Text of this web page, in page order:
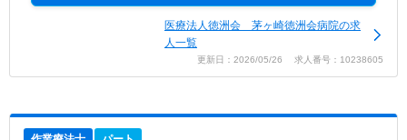
医療法人徳洲会 茅ヶ崎徳洲会病院の求
人一覧
更新日：2026/05/26 求人番号：10238605